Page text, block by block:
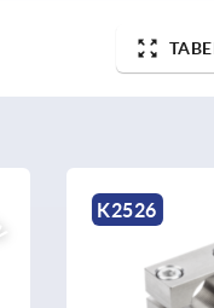
NIEUW